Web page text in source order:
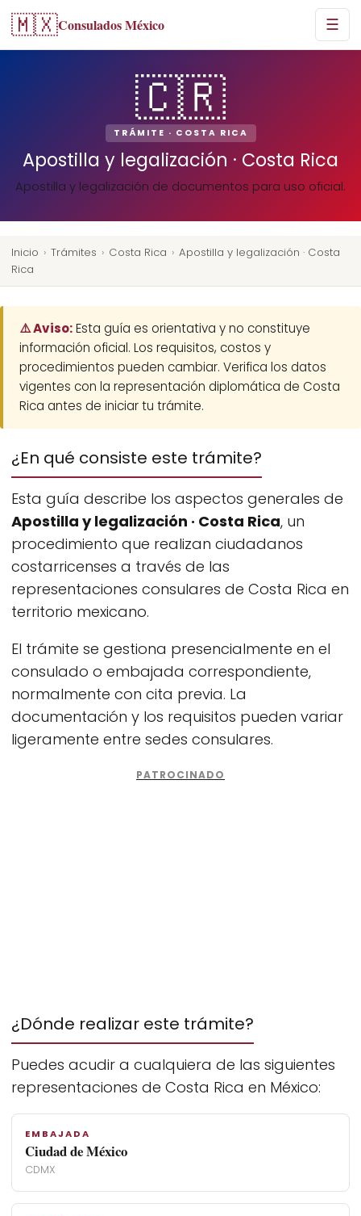
🇲🇽Consulados México ☰
🇨🇷
TRÁMITE · COSTA RICA
Apostilla y legalización · Costa Rica
Apostilla y legalización de documentos para uso oficial.
Inicio › Trámites › Costa Rica › Apostilla y legalización · Costa
Rica
⚠️ Aviso:Esta guía es orientativa y no constituye
información oficial. Los requisitos, costos y
procedimientos pueden cambiar. Verifica los datos
vigentes con la representación diplomática de Costa
Rica antes de iniciar tu trámite.
¿En qué consiste este trámite?
Esta guía describe los aspectos generales de
Apostilla y legalización · Costa Rica, un
procedimiento que realizan ciudadanos
costarricenses a través de las
representaciones consulares de Costa Rica en
territorio mexicano.
El trámite se gestiona presencialmente en el
consulado o embajada correspondiente,
normalmente con cita previa. La
documentación y los requisitos pueden variar
ligeramente entre sedes consulares.
¿Dónde realizar este trámite?
Puedes acudir a cualquiera de las siguientes
representaciones de Costa Rica en México:
EMBAJADA
Ciudad de México
CDMX